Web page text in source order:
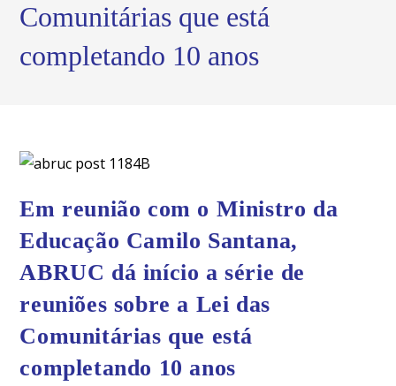
Comunitárias que está
completando 10 anos
Em reunião com o Ministro da
Educação Camilo Santana,
ABRUC dá início a série de
reuniões sobre a Lei das
Comunitárias que está
completando 10 anos